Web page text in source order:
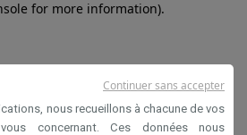
for more information).
nous recueillons à chacune de vos
concernant. Ces données nous
Continuer sans accepter